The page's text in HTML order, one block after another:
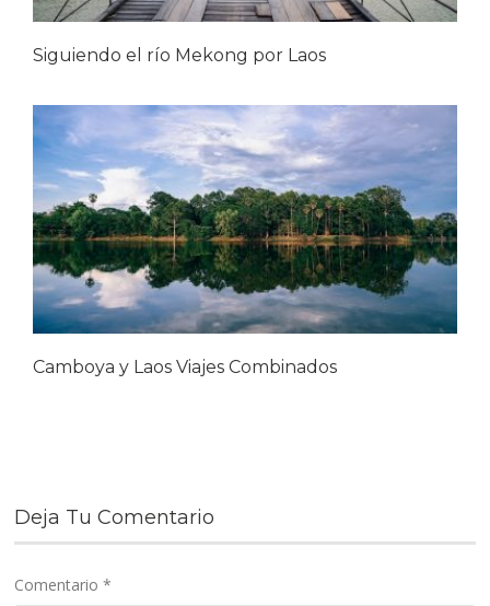
Siguiendo el río Mekong por Laos
Camboya y Laos Viajes Combinados
Deja Tu Comentario
Comentario*